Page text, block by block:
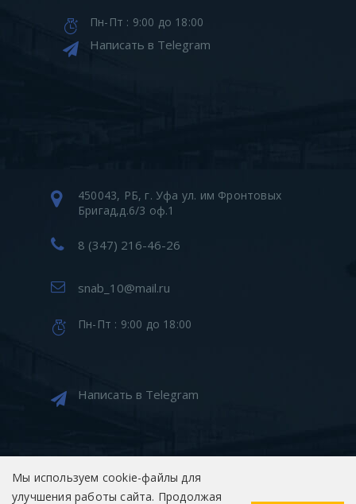
Пн-Пт : 9:00 до 18:00
Написать в Telegram
450043, РБ, г. Уфа ул. им Фронтовых
Бригад,д.6/3 оф.1
8 (347) 216-46-26
snab_10@mail.ru
Пн-Пт : 9:00 до 18:00
Написать в Telegram
Мы используем cookie-файлы для
улучшения работы сайта. Продолжая